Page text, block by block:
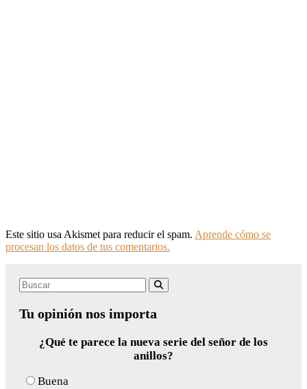
Este sitio usa Akismet para reducir el spam. Aprende cómo se
procesan los datos de tus comentarios.
Search
Tu opinión nos importa
¿Qué te parece la nueva serie del señor de los
anillos?
Buena